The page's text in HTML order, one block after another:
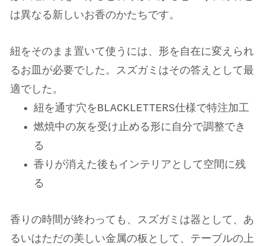
は異なる新しいお香のかたちです。
紐をそのまま置いて使うには、形を自在に変えられ
るお皿が必要でした。スズガミはその答えとして最
適でした。
紐を通す穴をBLACKLETTERS仕様で特注加工
燃焼中の灰を受け止める形に自分で調整でき
る
香りが消えた後もインテリアとして空間に残
る
香りの時間が終わっても、スズガミは器として、あ
るいはただの美しい金属の板として、テーブルの上